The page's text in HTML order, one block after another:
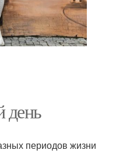
день
периодов жизни